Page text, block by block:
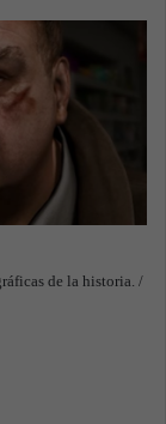
de la historia. /